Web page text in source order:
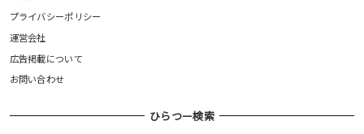
プライバシーポリシー
運営会社
広告掲載について
お問い合わせ
ひらつー検索